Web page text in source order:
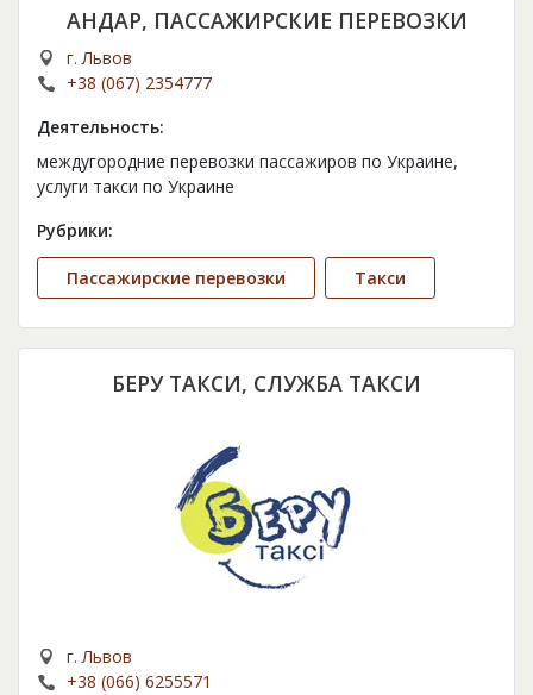
АНДАР, ПАССАЖИРСКИЕ ПЕРЕВОЗКИ
г. Львов
+38 (067) 2354777
Деятельность:
междугородние перевозки пассажиров по Украине,
услуги такси по Украине
Рубрики:
Пассажирские перевозки Такси
БЕРУ ТАКСИ, СЛУЖБА ТАКСИ
г. Львов
+38 (066) 6255571